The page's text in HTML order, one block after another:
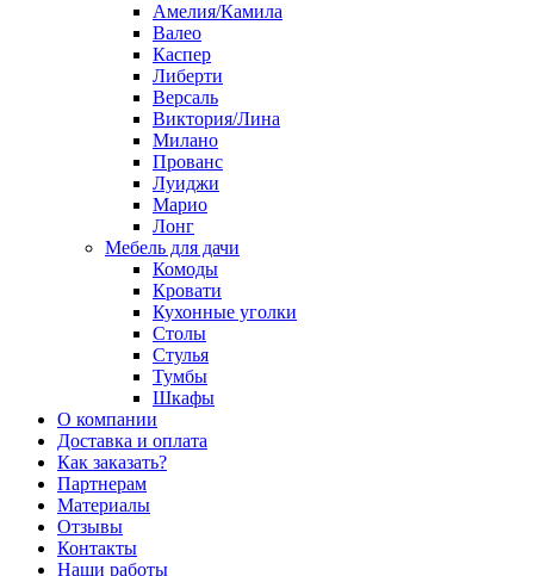
Амелия/Камила
Валео
Каспер
Либерти
Версаль
Виктория/Лина
Милано
Прованс
Луиджи
Марио
Лонг
Мебель для дачи
Комоды
Кровати
Кухонные уголки
Столы
Стулья
Тумбы
Шкафы
О компании
Доставка и оплата
Как заказать?
Партнерам
Материалы
Отзывы
Контакты
Наши работы